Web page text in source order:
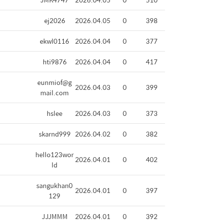
ej2026
2026.04.05 0
398
ekwl0116
2026.04.04 0
377
hti9876
2026.04.04 0
417
eunmiof@g
mail.com
2026.04.03 0 399
hslee 2026.04.03 0
373
skarnd999 2026.04.02 0
382
hello123wor
ld
2026.04.01 0 402
sangukhan0
129
2026.04.01 0 397
JJJMMM 2026.04.01 0 392